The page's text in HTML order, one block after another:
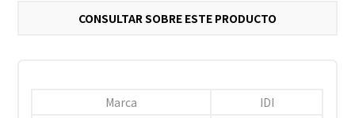
CONSULTAR SOBRE ESTE PRODUCTO
Marca
IDI